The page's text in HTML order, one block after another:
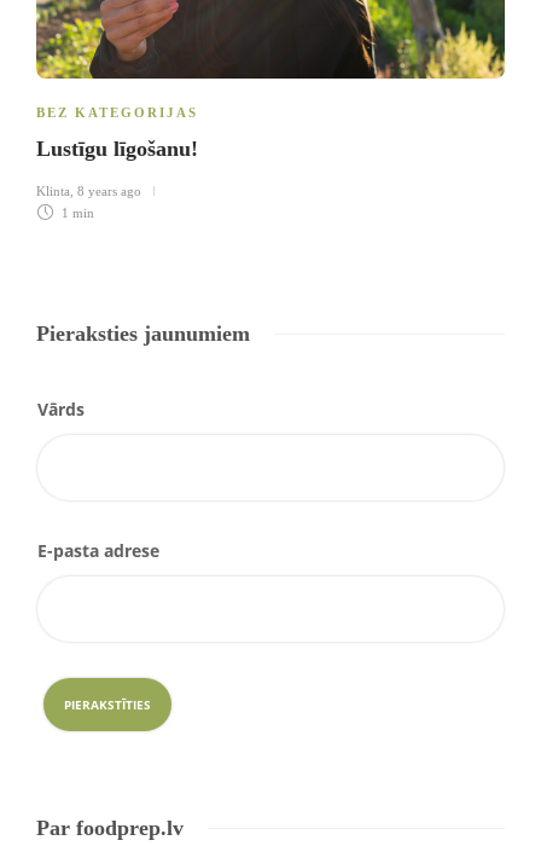
BEZ KATEGORIJAS
Lustīgu līgošanu!
Klinta 8 years ago
1 min
Pieraksties jaunumiem
Vārds
E-pasta adrese
Par foodprep.lv